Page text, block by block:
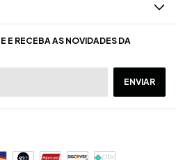
E RECEBA AS NOVIDADES DA